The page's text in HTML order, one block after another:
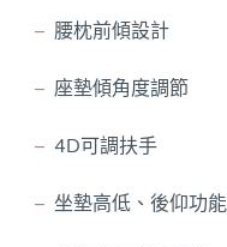
腰枕前傾設計
座墊傾角度調節
4D可調扶手
坐墊高低、後仰功